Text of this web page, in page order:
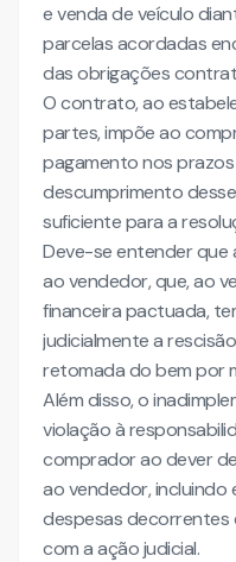
e venda de veículo
parcelas acordadas
das obrigações
O contrato, ao
partes, impõe ao
pagamento nos
descumprimento
suficiente para a
Deve-se entender que
ao vendedor, que, ao
financeira pactuada,
judicialmente a
retomada do bem por
Além disso, o
violação à
comprador ao dever
ao vendedor, incluindo
despesas decorrentes
com a ação judicial.